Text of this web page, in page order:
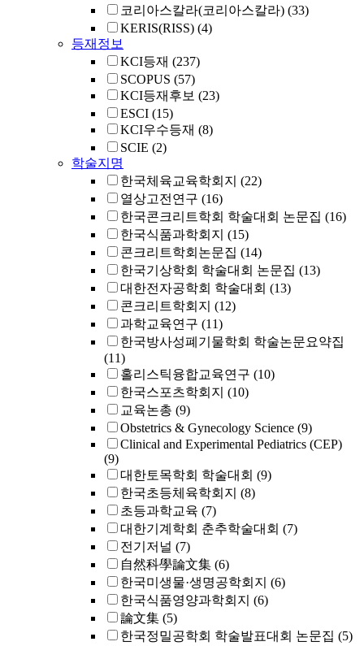
코리아스칼라(코리아스칼라) (33)
KERIS(RISS) (4)
등재정보
KCI등재 (237)
SCOPUS (57)
KCI등재후보 (23)
ESCI (15)
KCI우수등재 (8)
SCIE (2)
학술지명
한국체육교육학회지 (22)
열상고전연구 (16)
한국콘크리트학회 학술대회 논문집 (16)
한국식품과학회지 (15)
콘크리트학회논문집 (14)
한국기상학회 학술대회 논문집 (13)
대한전자공학회 학술대회 (13)
콘크리트학회지 (12)
과학교육연구 (11)
한국방사성폐기물학회 학술논문요약집
(11)
홀리스틱융합교육연구 (10)
한국스포츠학회지 (10)
교육논총 (9)
Obstetrics & Gynecology Science (9)
Clinical and Experimental Pediatrics (CEP)
(9)
대한토목학회 학술대회 (9)
한국초등체육학회지 (8)
초등과학교육 (7)
대한기계학회 춘추학술대회 (7)
전기저널 (7)
自然科學論文集 (6)
한국미생물·생명공학회지 (6)
한국식품영양과학회지 (6)
論文集 (5)
한국정밀공학회 학술발표대회 논문집 (5)